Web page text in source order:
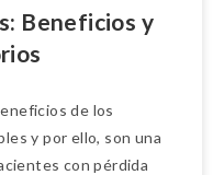
Beneficios y
de los
y por ello, son una
con pérdida